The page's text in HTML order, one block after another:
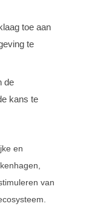
toe aan
te
de
kans te
en
van